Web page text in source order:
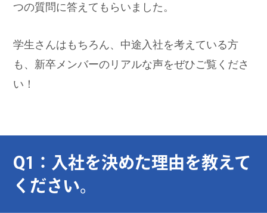
つの質問に答えてもらいました。
学生さんはもちろん、中途入社を考えている方
も、新卒メンバーのリアルな声をぜひご覧くださ
い！
Q1：入社を決めた理由を教えて
ください。